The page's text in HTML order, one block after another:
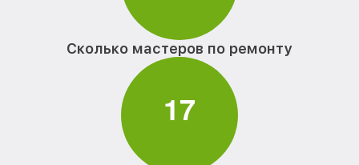
Сколько мастеров по ремонту
17